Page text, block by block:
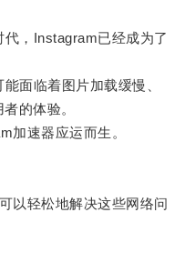
，Instagram已经成为了
面临着图片加载缓慢、
的体验。
速器应运而生。
轻松地解决这些网络问